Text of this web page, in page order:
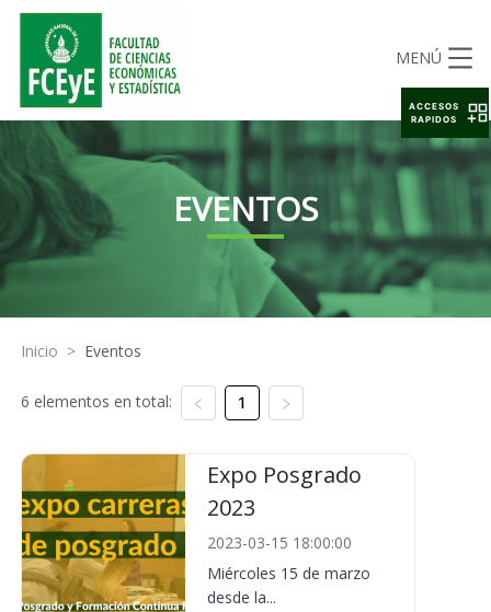
MENÚ
EVENTOS
Inicio > Eventos
6 elementos en total: 1
Expo Posgrado
2023
2023-03-15 18:00:00
Miércoles 15 de marzo
desde la...
ACCESOS
RAPIDOS